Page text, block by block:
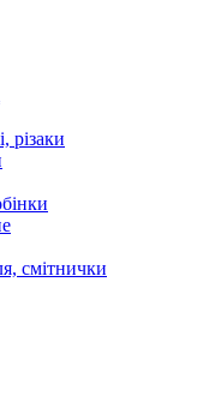
різаки
смітнички